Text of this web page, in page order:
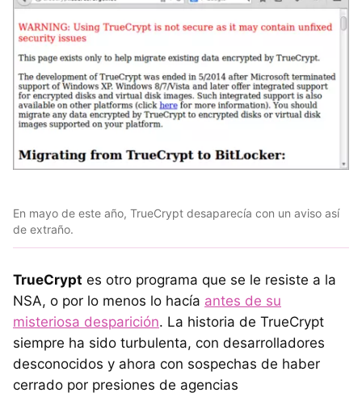
En mayo de este año, TrueCrypt desaparecía con un aviso así
de extraño.
TrueCrypt es otro programa que se le resiste a la
NSA, o por lo menos lo hacía antes de su
misteriosa desparición. La historia de TrueCrypt
siempre ha sido turbulenta, con desarrolladores
desconocidos y ahora con sospechas de haber
cerrado por presiones de agencias